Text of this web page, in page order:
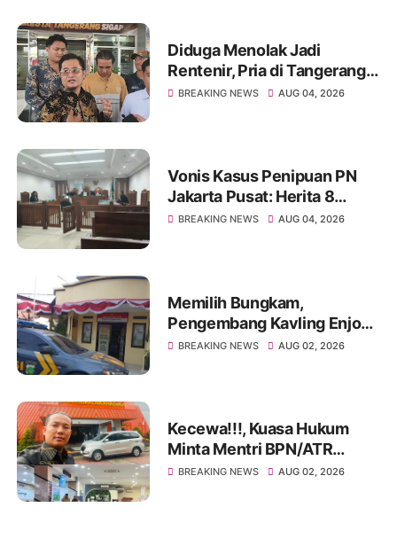
Diduga Menolak Jadi
Rentenir, Pria di Tangerang
Diduga Jadi Korban
BREAKING NEWS AUG 04, 2026
Vonis Kasus Penipuan PN
Jakarta Pusat: Herita 8
Bulan, Achmad Yulian 2
BREAKING NEWS AUG 04, 2026
Memilih Bungkam,
Pengembang Kavling Enjong
Residence Dilaporkan
BREAKING NEWS AUG 02, 2026
Kecewa!!!, Kuasa Hukum
Minta Mentri BPN/ATR
Evaluasi Kinerja Kantor
BREAKING NEWS AUG 02, 2026